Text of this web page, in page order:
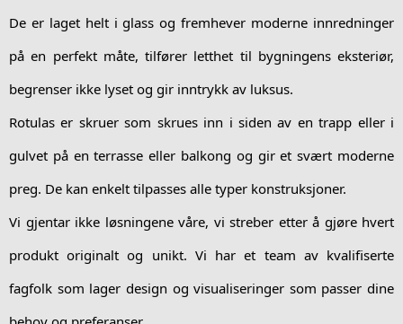
De er laget helt i glass og fremhever moderne innredninger
på en perfekt måte, tilfører letthet til bygningens eksteriør,
begrenser ikke lyset og gir inntrykk av luksus.
Rotulas er skruer som skrues inn i siden av en trapp eller i
gulvet på en terrasse eller balkong og gir et svært moderne
preg. De kan enkelt tilpasses alle typer konstruksjoner.
Vi gjentar ikke løsningene våre, vi streber etter å gjøre hvert
produkt originalt og unikt. Vi har et team av kvalifiserte
fagfolk som lager design og visualiseringer som passer dine